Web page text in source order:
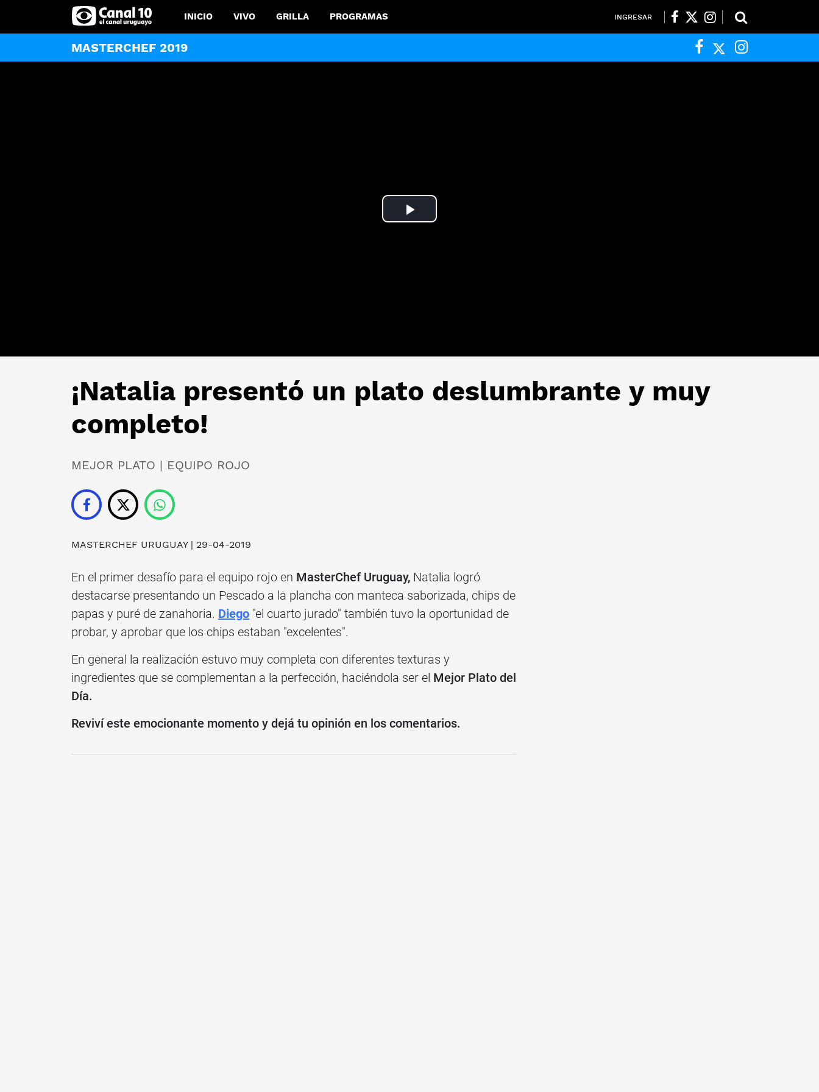
INICIO VIVO GRILLA PROGRAMAS INGRESAR
MASTERCHEF 2019
Play
¡Natalia presentó un plato deslumbrante y muy
completo!
MEJOR PLATO | EQUIPO ROJO
MASTERCHEF URUGUAY | 29-04-2019
En el primer desafío para el equipo rojo en MasterChef Uruguay, Natalia logró
destacarse presentando un Pescado a la plancha con manteca saborizada, chips de
papas y puré de zanahoria. Diego "el cuarto jurado" también tuvo la oportunidad de
probar, y aprobar que los chips estaban "excelentes".
En general la realización estuvo muy completa con diferentes texturas y
ingredientes que se complementan a la perfección, haciéndola ser el Mejor Plato del
Día.
Reviví este emocionante momento y dejá tu opinión en los comentarios.